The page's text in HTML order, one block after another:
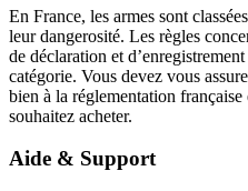
En France, les armes sont
leur dangerosité. Les règles
de déclaration et
catégorie. Vous devez vous
bien à la réglementation
souhaitez acheter.
Aide & Support